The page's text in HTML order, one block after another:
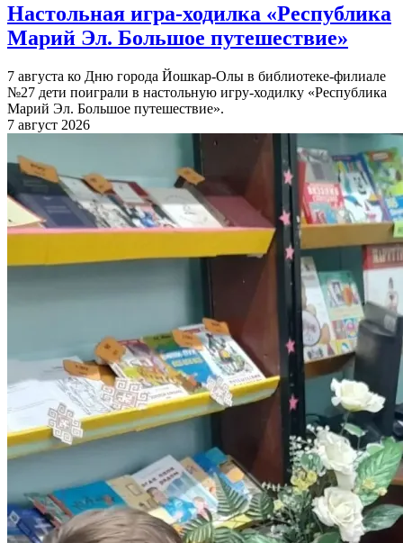
Настольная игра-ходилка «Республика
Марий Эл. Большое путешествие»
7 августа ко Дню города Йошкар-Олы в библиотеке-филиале
№27 дети поиграли в настольную игру-ходилку «Республика
Марий Эл. Большое путешествие».
7 август 2026